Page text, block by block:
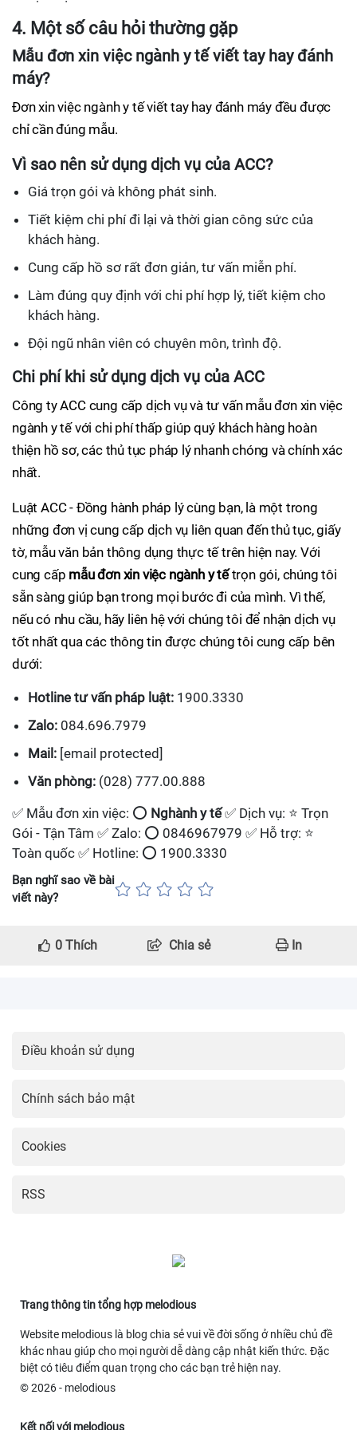
4. Một số câu hỏi thường gặp
Mẫu đơn xin việc ngành y tế viết tay hay đánh
máy?
Đơn xin việc ngành y tế viết tay hay đánh máy đều được
chỉ cần đúng mẫu.
Vì sao nên sử dụng dịch vụ của ACC?
Giá trọn gói và không phát sinh.
Tiết kiệm chi phí đi lại và thời gian công sức của
khách hàng.
Cung cấp hồ sơ rất đơn giản, tư vấn miễn phí.
Làm đúng quy định với chi phí hợp lý, tiết kiệm cho
khách hàng.
Đội ngũ nhân viên có chuyên môn, trình độ.
Chi phí khi sử dụng dịch vụ của ACC
Công ty ACC cung cấp dịch vụ và tư vấn mẫu đơn xin việc
ngành y tế với chi phí thấp giúp quý khách hàng hoàn
thiện hồ sơ, các thủ tục pháp lý nhanh chóng và chính xác
nhất.
Luật ACC - Đồng hành pháp lý cùng bạn, là một trong
những đơn vị cung cấp dịch vụ liên quan đến thủ tục, giấy
tờ, mẫu văn bản thông dụng thực tế trên hiện nay. Với
cung cấp mẫu đơn xin việc ngành y tếtrọn gói, chúng tôi
sẵn sàng giúp bạn trong mọi bước đi của mình. Vì thế,
nếu có nhu cầu, hãy liên hệ với chúng tôi để nhận dịch vụ
tốt nhất qua các thông tin được chúng tôi cung cấp bên
dưới:
Hotline tư vấn pháp luật: 1900.3330
Zalo: 084.696.7979
Mail: [email protected]
Văn phòng: (028) 777.00.888
✅ Mẫu đơn xin việc: ⭕ Nghành y tế✅ Dịch vụ: ⭐ Trọn
Gói - Tận Tâm ✅ Zalo: ⭕ 0846967979 ✅ Hỗ trợ: ⭐
Toàn quốc ✅ Hotline: ⭕ 1900.3330
Bạn nghĩ sao về bài
viết này?
0 Thích Chia sẻ In
Điều khoản sử dụng
Chính sách bảo mật
Cookies
RSS
Trang thông tin tổng hợp melodious
Website melodious là blog chia sẻ vui về đời sống ở nhiều chủ đề
khác nhau giúp cho mọi người dễ dàng cập nhật kiến thức. Đặc
biệt có tiêu điểm quan trọng cho các bạn trẻ hiện nay.
© 2026 - melodious
Kết nối với melodious